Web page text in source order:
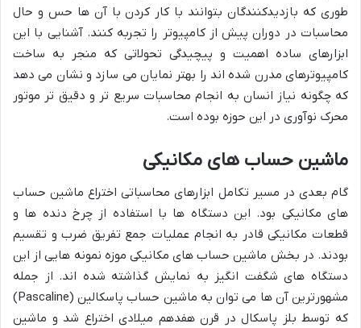
طوری که بازدیدکنندگان بتوانند با کار کردن با آن ها حس و حال
محاسبات در دوران پیش از کامپیوتر را تجربه کنند. آشنایی با این
ابزارهای ساده اهمیت و پیچیدگی تحولاتی که منجر به ساخت
کامپیوترهای مدرن شده اند را بهتر نمایان می سازد و نشان می دهد
که چگونه نیاز انسان به انجام محاسبات سریع تر و دقیق تر موتور
محرک نوآوری در این حوزه بوده است.
ماشین حساب های مکانیکی
گام بعدی در مسیر تکامل ابزارهای محاسباتی اختراع ماشین حساب
های مکانیکی بود. این دستگاه ها با استفاده از چرخ دنده ها و
قطعات مکانیکی قادر به انجام عملیات جمع تفریق ضرب و تقسیم
بودند. در بخش ماشین حساب های مکانیکی موزه نمونه هایی از این
دستگاه های شگفت انگیز به نمایش گذاشته شده اند. از جمله
مشهورترین آن ها می توان به ماشین حساب پاسکالین (Pascaline)
که توسط بلز پاسکال در قرن هفدهم میلادی اختراع شد و ماشین